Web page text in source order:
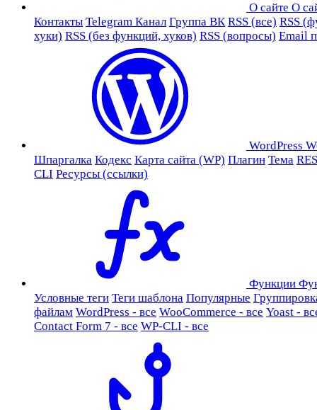
О сайте О
Контакты Telegram Канал Группа ВК RSS (все) RSS
хуки) RSS (без функций, хуков) RSS (вопросы) Email
WordPress
Шпаргалка Кодекс Карта сайта (WP) Плагин Тема
CLI Ресурсы (ссылки)
Функции
Условные теги Теги шаблона Популярные
файлам WordPress - все WooCommerce - все Yoast -
Contact Form 7 - все WP-CLI - все